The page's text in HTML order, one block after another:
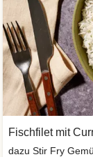
Fischfilet mit
dazu Stir Fry